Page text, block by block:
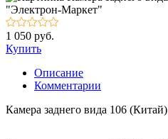
1 050 руб.
Купить
Описание
Комментарии
Камера заднего вида 106 (Китай)